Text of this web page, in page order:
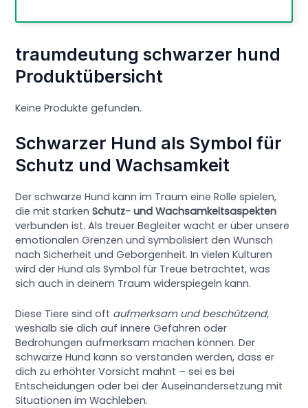
traumdeutung schwarzer hund
Produktübersicht
Keine Produkte gefunden.
Schwarzer Hund als Symbol für
Schutz und Wachsamkeit
Der schwarze Hund kann im Traum eine Rolle spielen,
die mit starkenSchutz- und Wachsamkeitsaspekten
verbunden ist. Als treuer Begleiter wacht er über unsere
emotionalen Grenzen und symbolisiert den Wunsch
nach Sicherheit und Geborgenheit. In vielen Kulturen
wird der Hund als Symbol für Treue betrachtet, was
sich auch in deinem Traum widerspiegeln kann.
Diese Tiere sind oft aufmerksam und beschützend,
weshalb sie dich auf innere Gefahren oder
Bedrohungen aufmerksam machen können. Der
schwarze Hund kann so verstanden werden, dass er
dich zu erhöhter Vorsicht mahnt – sei es bei
Entscheidungen oder bei der Auseinandersetzung mit
Situationen im Wachleben.